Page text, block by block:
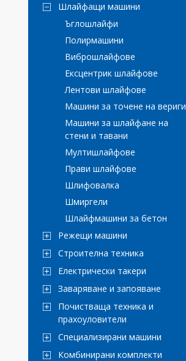
Шлайфащи машини
Ъглошлайфи
Полирмашини
Виброшлайфове
Ексцентрик шлайфове
Лентови шлайфове
Машини за точене на вериги
Машини за шлайфане на
стени и тавани
Мултишлайфове
Прави шлайфове
Шлифовалка
Шмиргели
Шлайфмашини за бетон
Режещи машини
Строителна техника
Електрически такери
Заваряване и запояване
Почистваща техника и
прахоуловители
Специализирани машини
Комбинирани комплекти